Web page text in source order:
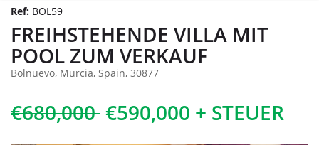
Ref: BOL59
FREIHSTEHENDE VILLA MIT
POOL ZUM VERKAUF
Bolnuevo, Murcia, Spain, 30877
€680,000€590,000 + STEUER